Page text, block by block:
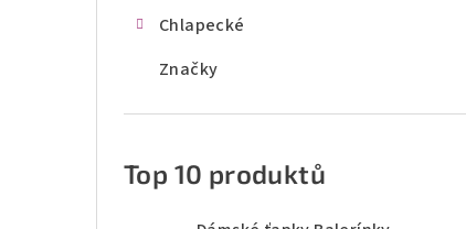
Chlapecké
Značky
Top 10 produktů